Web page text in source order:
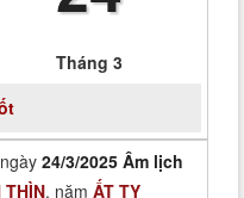
Tháng 3
24/3/2025 Âm lịch
THÌN, năm ẤT TỴ